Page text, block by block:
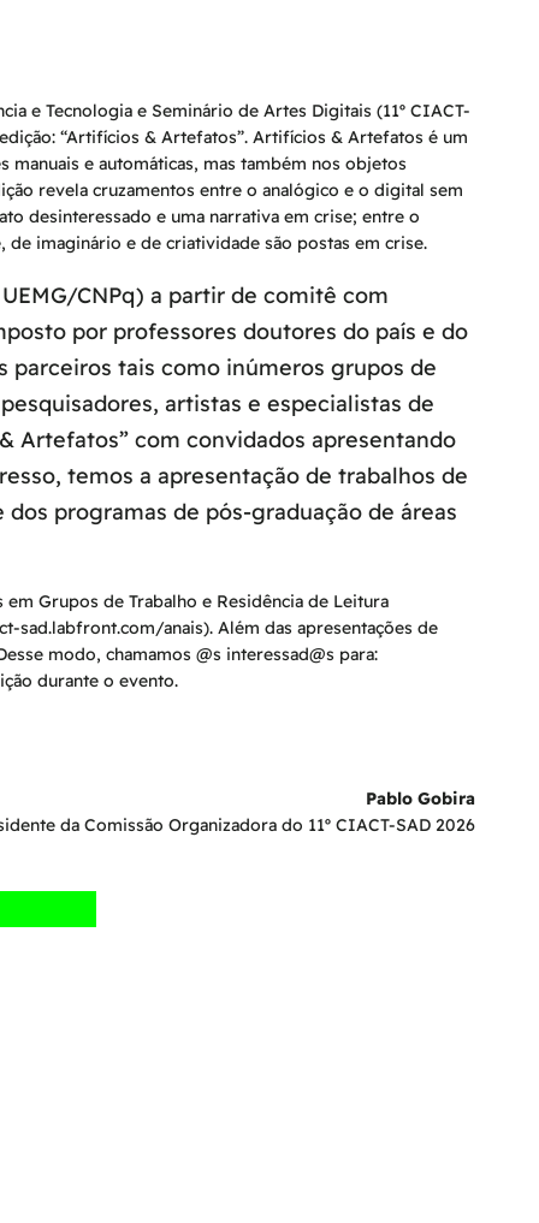
e Tecnologia e Seminário de Artes Digitais (11º CIACT-
“Artifícios & Artefatos”. Artifícios & Artefatos é um
e automáticas, mas também nos objetos
revela cruzamentos entre o analógico e o digital sem
desinteressado e uma narrativa em crise; entre o
imaginário e de criatividade são postas em crise.
CNPq) a partir de comitê com
por professores doutores do país e do
parceiros tais como inúmeros grupos de
artistas e especialistas de
Artefatos” com convidados apresentando
temos a apresentação de trabalhos de
programas de pós-graduação de áreas
em Grupos de Trabalho e Residência de Leitura
sad.labfront.com/anais). Além das apresentações de
modo, chamamos @s interessad@s para:
durante o evento.
Pablo Gobira
da Comissão Organizadora do 11º CIACT-SAD 2026